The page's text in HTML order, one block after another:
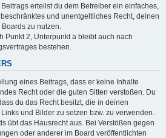
erteilst du dem Betreiber ein einfaches,
und unentgeltliches Recht, deinen
zu nutzen.
Punkt 2, Unterpunkt a bleibt auch nach
bestehen.
eines Beitrags, dass er keine Inhalte
Recht oder die guten Sitten verstoßen. Du
du das Recht besitzt, die in deinen
und Bilder zu setzen bzw. zu verwenden.
übt das Hausrecht aus. Bei Verstößen gegen
oder anderer im Board veröffentlichten